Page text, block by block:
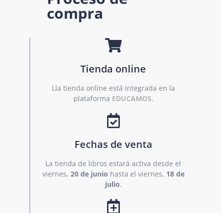
compra
Tienda online
Lla tienda online está integrada en la
plataforma EDUCAMOS.
Fechas de venta
La tienda de libros estará activa desde el
viernes, 20 de junio hasta el viernes, 18 de
julio.